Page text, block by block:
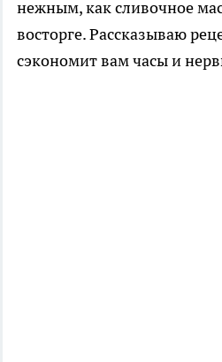
нежным, как сливочное
восторге. Рассказываю
сэкономит вам часы и